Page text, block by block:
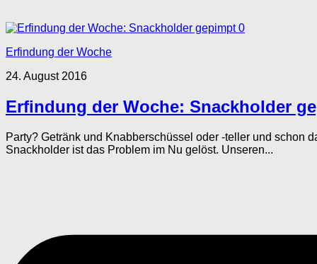
0
Erfindung der Woche
24. August 2016
Erfindung der Woche: Snackholder
Party? Getränk und Knabberschüssel oder -teller und schon
Snackholder ist das Problem im Nu gelöst. Unseren...